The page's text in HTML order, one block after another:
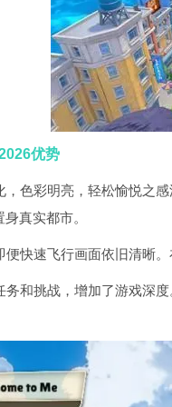
优势
，色彩明亮，轻松愉悦之
真实都市。
便快速飞行画面依旧清晰
务和挑战，增加了游戏深